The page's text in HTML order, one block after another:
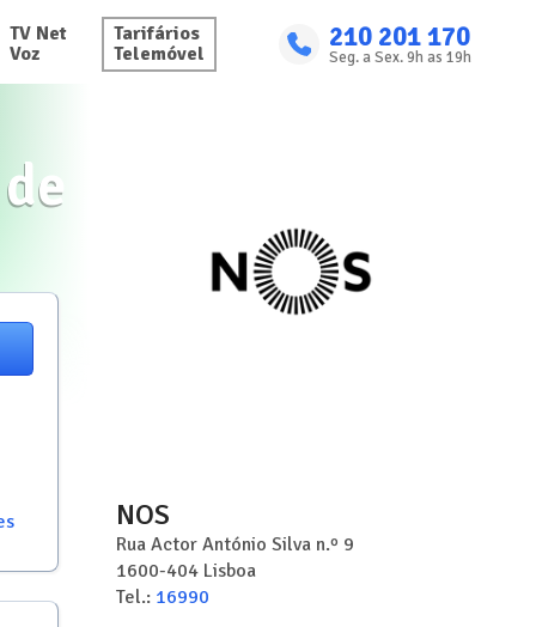
TV Net
Voz
Tarifários
Telemóvel
210 201 170
Seg. a Sex. 9h as 19h
NOS
Rua Actor António Silva n.º 9
1600-404 Lisboa
Tel.: 16990